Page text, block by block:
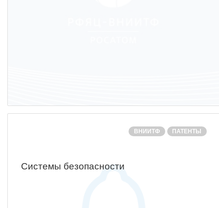
Контакты
ВНИИТФ ПАТЕНТЫ
Системы безопасности